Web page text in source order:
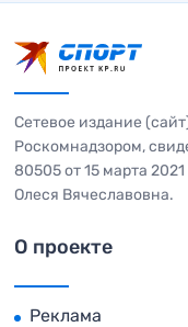
Сетевое издание
Роскомнадзором,
80505 от 15 марта
Олеся Вячеславовна.
О проекте
Реклама